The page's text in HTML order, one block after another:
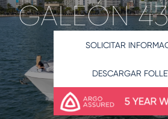
GALEÓN
SOLICITAR
DESCARGAR